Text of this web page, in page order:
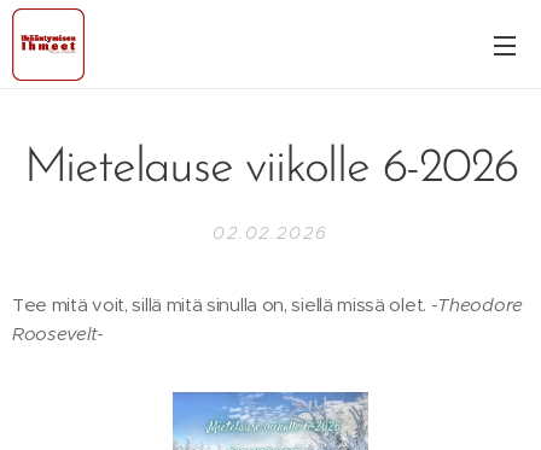
Mietelause viikolle 6-2026
02.02.2026
Tee mitä voit, sillä mitä sinulla on, siellä missä olet. -Theodore
Roosevelt-